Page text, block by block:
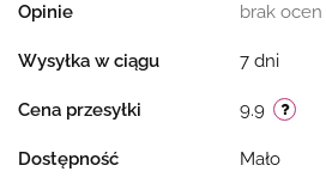
Opinie brak ocen
Wysyłka w ciągu 7 dni
Cena przesyłki 9.9
Dostępność Mało